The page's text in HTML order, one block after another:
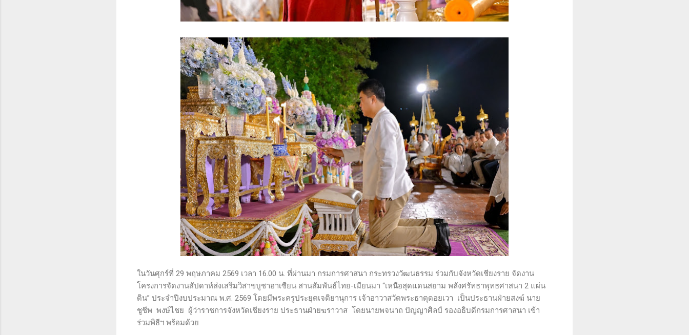
ในวันศุกร์ที่ 29 พฤษภาคม 2569 เวลา 16.00 น. ที่ผ่านมา กรมการศาสนา กระทรวงวัฒนธรรม ร่วมกับจังหวัดเชียงราย จัดงาน
โครงการจัดงานสัปดาห์ส่งเสริมวิสาขบูชาอาเซียน สานสัมพันธ์ไทย-เมียนมา “เหนือสุดแดนสยาม พลังศรัทธาพุทธศาสนา 2 แผ่น
ดิน” ประจำปีงบประมาณ พ.ศ. 2569 โดยมีพระครูประยุตเจติยานุการ เจ้าอาวาสวัดพระธาตุดอยเวา เป็นประธานฝ่ายสงฆ์ นาย
ชูชีพ พงษ์ไชย ผู้ว่าราชการจังหวัดเชียงราย ประธานฝ่ายฆราวาส โดยนายพจนาถ ปัญญาศิลป์ รองอธิบดีกรมการศาสนา เข้า
ร่วมพิธีฯ พร้อมด้วย